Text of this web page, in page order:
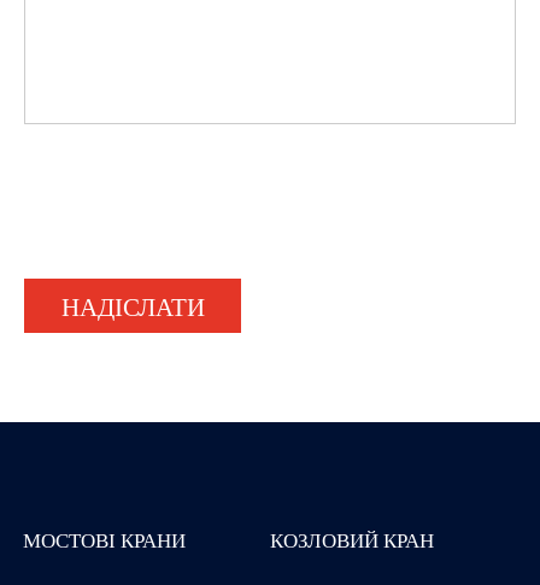
НАДІСЛАТИ
МОСТОВІ КРАНИ
КОЗЛОВИЙ КРАН